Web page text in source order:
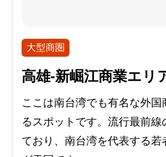
大型商圏
高雄-新崛江商業エリ
ここは南台湾でも有名な外国
るスポットです。流行最前線
ており、南台湾を代表する若